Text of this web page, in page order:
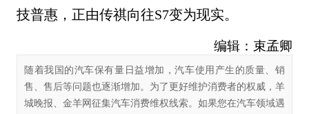
技普惠，正由传祺向往S7变为现实。
编辑：束孟卿
随着我国的汽车保有量日益增加，汽车使用产生的质量、销
售、售后等问题也逐渐增加。为了更好维护消费者的权威，羊
城晚报、金羊网征集汽车消费维权线索。如果您在汽车领域遇